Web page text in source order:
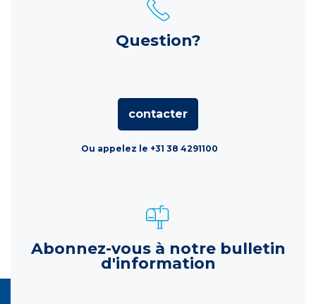
Question?
contacter
Ou appelez le +31 38 4291100
Abonnez-vous à notre bulletin
d'information